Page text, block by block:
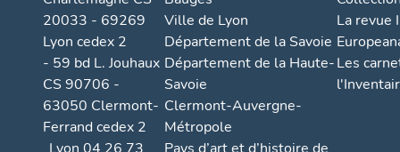
20033 - 69269
Lyon cedex 2
- 59 bd L. Jouhaux
CS 90706 -
63050 Clermont-
Ferrand cedex 2
Ville de Lyon
Département de la Savoie
Département de la Haute-
Savoie
Clermont-Auvergne-
Métropole
La revue
Les